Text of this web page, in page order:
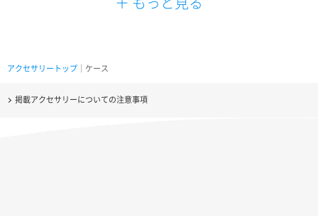
アクセサリートップ ｜ケース
掲載アクセサリーについての注意事項